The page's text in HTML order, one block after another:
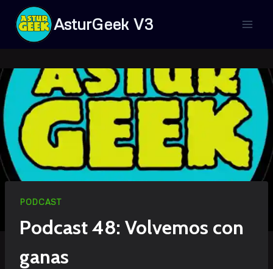
Saltar
contenido
AsturGeek V3
PODCAST
Podcast 48: Volvemos con
ganas